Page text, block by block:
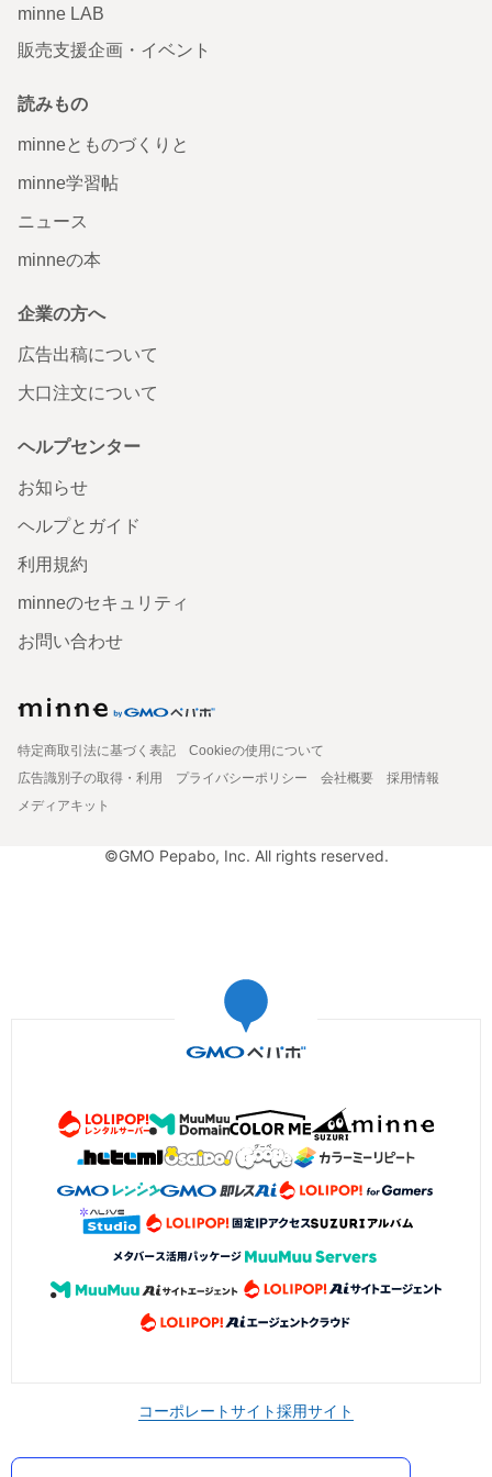
minne LAB
販売支援企画・イベント
読みもの
minneとものづくりと
minne学習帖
ニュース
minneの本
企業の方へ
広告出稿について
大口注文について
ヘルプセンター
お知らせ
ヘルプとガイド
利用規約
minneのセキュリティ
お問い合わせ
特定商取引法に基づく表記
Cookieの使用について
広告識別子の取得・利用
プライバシーポリシー 会社概要
採用情報
メディアキット
©GMO Pepabo, Inc. All rights reserved.
コーポレートサイト採用サイト